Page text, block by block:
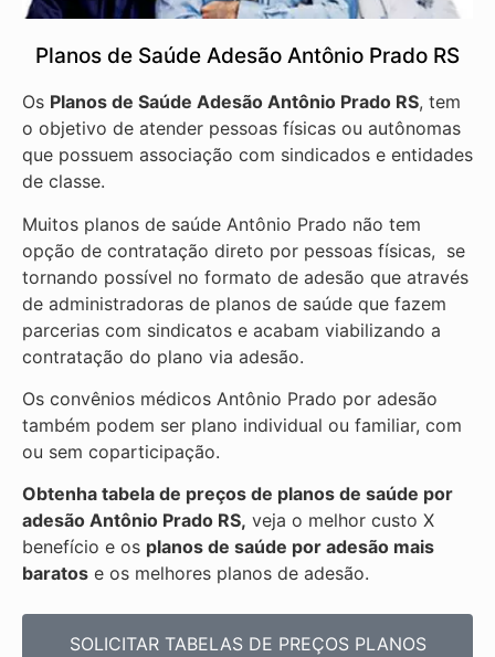
Planos de Saúde Adesão Antônio Prado RS
Os Planos de Saúde Adesão Antônio Prado RS, tem
o objetivo de atender pessoas físicas ou autônomas
que possuem associação com sindicados e entidades
de classe.
Muitos planos de saúde Antônio Prado não tem
opção de contratação direto por pessoas físicas, se
tornando possível no formato de adesão que através
de administradoras de planos de saúde que fazem
parcerias com sindicatos e acabam viabilizando a
contratação do plano via adesão.
Os convênios médicos Antônio Prado por adesão
também podem ser plano individual ou familiar, com
ou sem coparticipação.
Obtenha tabela de preços de planos de saúde por
adesão Antônio Prado RS, veja o melhor custo X
benefício e os planos de saúde por adesão mais
baratos e os melhores planos de adesão.
SOLICITAR TABELAS DE PREÇOS PLANOS